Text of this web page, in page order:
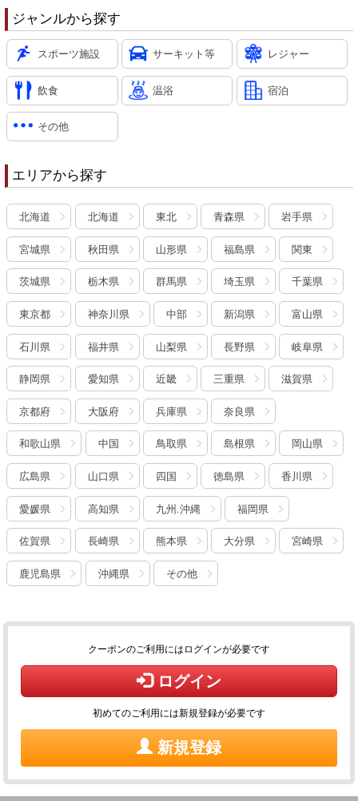
ジャンルから探す
スポーツ施設 サーキット等 レジャー
飲食 温浴 宿泊
その他
エリアから探す
北海道 北海道 東北 青森県 岩手県
宮城県 秋田県 山形県 福島県 関東
茨城県 栃木県 群馬県 埼玉県 千葉県
東京都 神奈川県 中部 新潟県 富山県
石川県 福井県 山梨県 長野県 岐阜県
静岡県 愛知県 近畿 三重県 滋賀県
京都府 大阪府 兵庫県 奈良県
和歌山県 中国 鳥取県 島根県 岡山県
広島県 山口県 四国 徳島県 香川県
愛媛県 高知県 九州.沖縄 福岡県
佐賀県 長崎県 熊本県 大分県 宮崎県
鹿児島県 沖縄県 その他
クーポンのご利用にはログインが必要です
ログイン
初めてのご利用には新規登録が必要です
新規登録